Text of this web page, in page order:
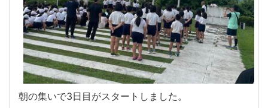
朝の集いで3日目がスタートしました。